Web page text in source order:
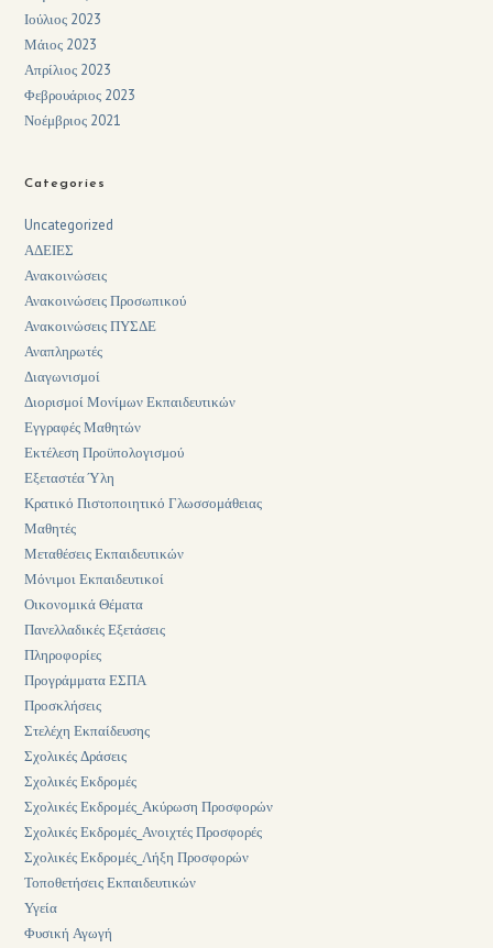
Ιούλιος 2023
Μάιος 2023
Απρίλιος 2023
Φεβρουάριος 2023
Νοέμβριος 2021
Categories
Uncategorized
ΑΔΕΙΕΣ
Ανακοινώσεις
Ανακοινώσεις Προσωπικού
Ανακοινώσεις ΠΥΣΔΕ
Αναπληρωτές
Διαγωνισμοί
Διορισμοί Μονίμων Εκπαιδευτικών
Εγγραφές Μαθητών
Εκτέλεση Προϋπολογισμού
Εξεταστέα Ύλη
Κρατικό Πιστοποιητικό Γλωσσομάθειας
Μαθητές
Μεταθέσεις Εκπαιδευτικών
Μόνιμοι Εκπαιδευτικοί
Οικονομικά Θέματα
Πανελλαδικές Εξετάσεις
Πληροφορίες
Προγράμματα ΕΣΠΑ
Προσκλήσεις
Στελέχη Εκπαίδευσης
Σχολικές Δράσεις
Σχολικές Εκδρομές
Σχολικές Εκδρομές_Ακύρωση Προσφορών
Σχολικές Εκδρομές_Ανοιχτές Προσφορές
Σχολικές Εκδρομές_Λήξη Προσφορών
Τοποθετήσεις Εκπαιδευτικών
Υγεία
Φυσική Αγωγή